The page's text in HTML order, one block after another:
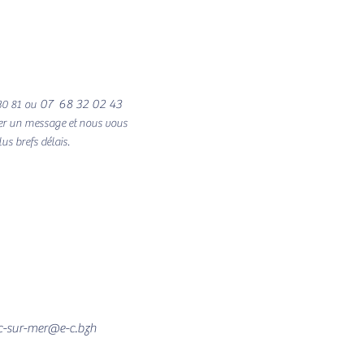
81 ou 07 68 32 02 43
un message et nous vous
brefs délais.
sur-mer@e-c.bzh